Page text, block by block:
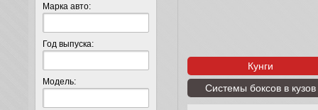
Кунги
Системы боксов в кузов
Марка авто:
Год выпуска:
Модель: